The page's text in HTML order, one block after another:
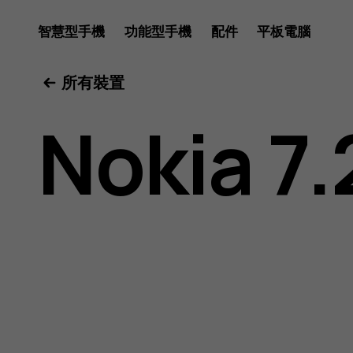
Nokia
7.2
用
智慧型手機 功能型手機 配件 平板電腦
所有裝置
Nokia